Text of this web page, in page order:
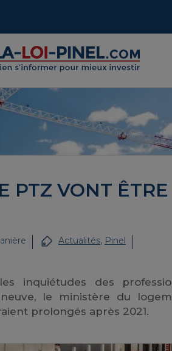
PTZ VONT ÊTRE
Actualités, Pinel
inquiétudes des
le ministère du
prolongés après 2021.